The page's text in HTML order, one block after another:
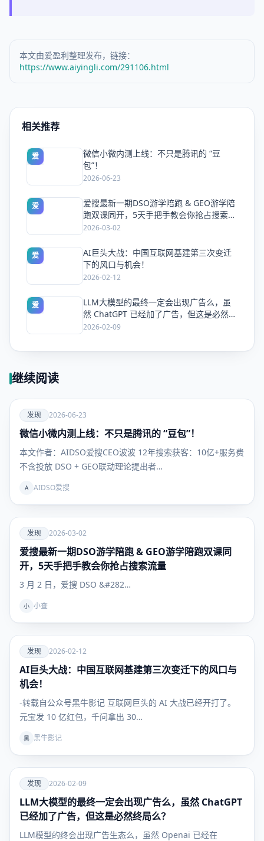
本文由爱盈利整理发布，链接：
https://www.aiyingli.com/291106.html
相关推荐
爱
微信小微内测上线：不只是腾讯的 “豆
包”！
2026-06-23
爱
爱搜最新一期DSO游学陪跑 & GEO游学陪
跑双课同开，5天手把手教会你抢占搜索流
量
2026-03-02
爱
AI巨头大战：中国互联网基建第三次变迁
下的风口与机会！
2026-02-12
爱
LLM大模型的最终一定会出现广告么，虽
然 ChatGPT 已经加了广告，但这是必然终
局么？
2026-02-09
继续阅读
爱
发现
发现 2026-06-23
微信小微内测上线：不只是腾讯的 “豆包”！
本文作者：AIDSO爱搜CEO波波 12年搜索获客：10亿+服务费
不含投放 DSO + GEO联动理论提出者…
A AIDSO爱搜
爱
发现
发现 2026-03-02
爱搜最新一期DSO游学陪跑 & GEO游学陪跑双课同
开，5天手把手教会你抢占搜索流量
3 月 2 日，爱搜 DSO &#282…
小 小查
爱
发现
发现 2026-02-12
AI巨头大战：中国互联网基建第三次变迁下的风口与
机会！
-转载自公众号黑牛影记 互联网巨头的 AI 大战已经开打了。
元宝发 10 亿红包，千问拿出 30…
黑 黑牛影记
爱
发现
发现 2026-02-09
LLM大模型的最终一定会出现广告么，虽然 ChatGPT
已经加了广告，但这是必然终局么？
LLM模型的终会出现广告生态么，虽然 Openai 已经在